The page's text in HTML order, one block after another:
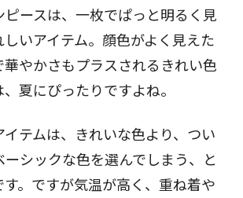
ピースは、一枚でぱっと明るく見
いアイテム。顔色がよく見えた
華やかさもプラスされるきれい色
夏にぴったりですよね。
テムは、きれいな色より、つい
シックな色を選んでしまう、と
。ですが気温が高く、重ね着や